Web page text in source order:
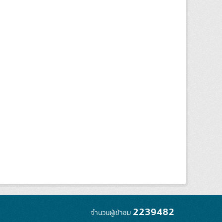
จำนวนผู้เข้าชม 2239482